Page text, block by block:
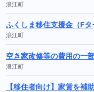
浪江町
ふくしま移住支援金（Fタ
浪江町
空き家改修等の費用の一
浪江町
【移住者向け】家賃を補